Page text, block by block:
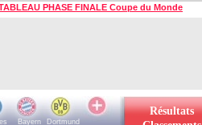
PHASE FINALE Coupe du Monde
Bayern
Dortmund
Résultats